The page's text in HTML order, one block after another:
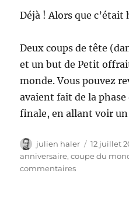
Déjà ! Alors que c’était
Deux coups de tête
et un but de Petit
monde. Vous pouvez
avaient fait de la phase
finale, en allant voir
Auteur
julien haler
Publié
le
12 juillet
anniversaire,coupe du
commentairessur